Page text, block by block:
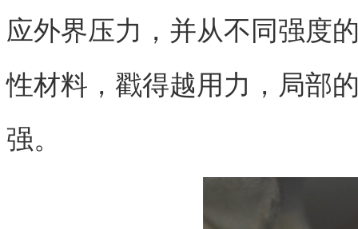
应外界压力，并从不同强度
性材料，戳得越用力，局部
强。